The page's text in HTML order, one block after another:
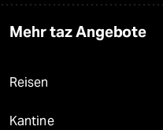
Mehr taz Angebote
Reisen
Kantine